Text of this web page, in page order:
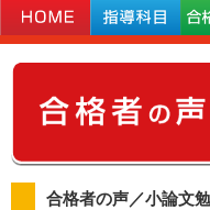
合格者の声／小論文